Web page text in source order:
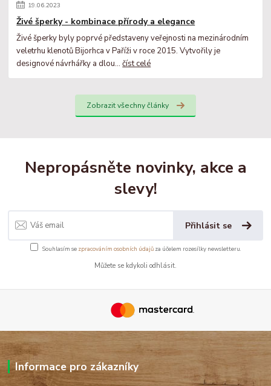
19.06.2023
Živé šperky - kombinace přírody a elegance
Živé šperky byly poprvé představeny veřejnosti na mezinárodním
veletrhu klenotů Bijorhca v Paříži v roce 2015. Vytvořily je
designové návrhářky a dlou...číst celé
Zobrazit všechny články
Nepropásněte novinky, akce a
slevy!
Přihlásit se
Souhlasím se zpracováním osobních údajůza účelem rozesílky newsletteru.
Můžete se kdykoli odhlásit.
Informace pro zákazníky